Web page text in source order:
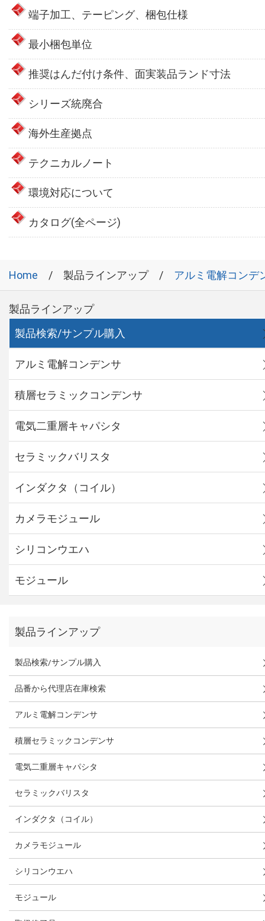
端子加工、テーピング、梱包仕様
最小梱包単位
推奨はんだ付け条件、面実装品ランド寸法
シリーズ統廃合
海外生産拠点
テクニカルノート
環境対応について
カタログ(全ページ)
Home 製品ラインアップ アルミ電解コンデ
製品ラインアップ
製品検索/サンプル購入
アルミ電解コンデンサ
積層セラミックコンデンサ
電気二重層キャパシタ
セラミックバリスタ
インダクタ（コイル）
カメラモジュール
シリコンウエハ
モジュール
製品ラインアップ
製品検索/サンプル購入
品番から代理店在庫検索
アルミ電解コンデンサ
積層セラミックコンデンサ
電気二重層キャパシタ
セラミックバリスタ
インダクタ（コイル）
カメラモジュール
シリコンウエハ
モジュール